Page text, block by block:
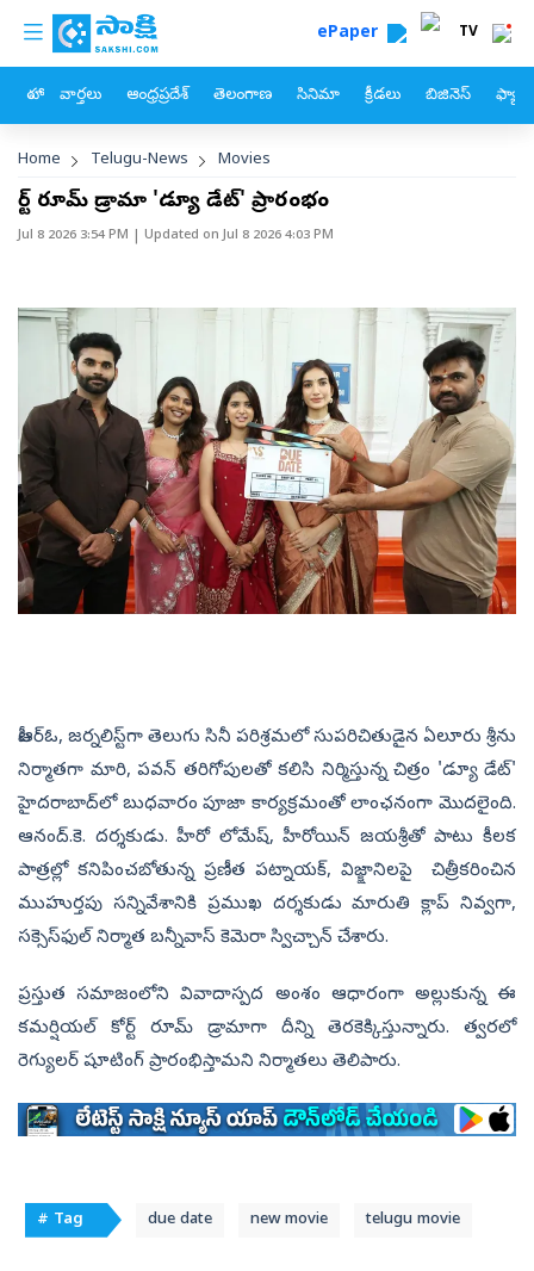
Skip to main content
custom menu ePaper TV
హోం వార్తలు ఆంధ్రప్రదేశ్ తెలంగాణ సినిమా క్రీడలు బిజినెస్
Breadcrumb
Home Telugu-News Movies
కోర్ట్ రూమ్‌ డ్రామా 'డ్యూ డేట్‌' ప్రారంభం
Jul 8 2026 3:54 PM | Updated onJul 8 2026 4:03 PM
పీఆర్‌ఓ, జర్నలిస్ట్‌గా తెలుగు సినీ పరిశ్రమలో సుపరిచితుడైన ఏలూరు శ్రీను
నిర్మాతగా మారి, పవన్‌ తరిగోపులతో కలిసి నిర్మిస్తున్న చిత్రం 'డ్యూ డేట్‌'
హైదరాబాద్‌లో బుధవారం పూజా కార్యక్రమంతో లాంఛనంగా మొదలైంది.
ఆనంద్‌.కె. దర్శకుడు. హీరో లోమేష్‌, హీరోయిన్‌ జయశ్రీ‌తో పాటు కీలక
పాత్రల్లో కనిపించబోతున్న ప్రణీత పట్నాయక్‌, విజ్క్షానిలపై చిత్రీకరించిన
ముహుర్తపు సన్నివేశానికి ప్రముఖ దర్శకుడు మారుతి క్లాప్‌ నివ్వగా,
సక్సెస్‌ఫుల్ నిర్మాత బన్నీవాస్‌ కెమెరా స్విచ్చాన్‌ చేశారు.
ప్రస్తుత సమాజంలోని వివాదాస్పద అంశం ఆధారంగా అల్లుకున్న ఈ
కమర్షియల్‌ కోర్ట్ రూమ్‌ డ్రామాగా దీన్ని తెరకెక్కిస్తున్నారు. త్వరలో
రెగ్యులర్‌ షూటింగ్‌ ప్రారంభిస్తామని నిర్మాతలు తెలిపారు.
# Tag due date new movie telugu movie